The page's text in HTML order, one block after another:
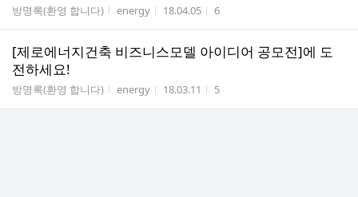
게시판명
방명록(환영 합니다) 작성자
energy 작성시간
18.04.05 조회수
6
[제로에너지건축 비즈니스모델 아이디어 공모전]에 도
전하세요!
게시판명
방명록(환영 합니다) 작성자
energy 작성시간
18.03.11 조회수
5